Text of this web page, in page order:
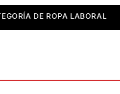
DE ROPA LABORAL